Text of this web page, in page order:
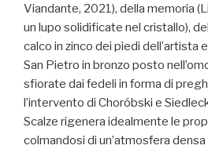
Viandante, 2021), della memoria
un lupo solidificate nel cristallo),
calco in zinco dei piedi dell’artista
San Pietro in bronzo posto
sfiorate dai fedeli in forma di
l’intervento di Choróbski e
Scalze rigenera idealmente le
colmandosi di un’atmosfera